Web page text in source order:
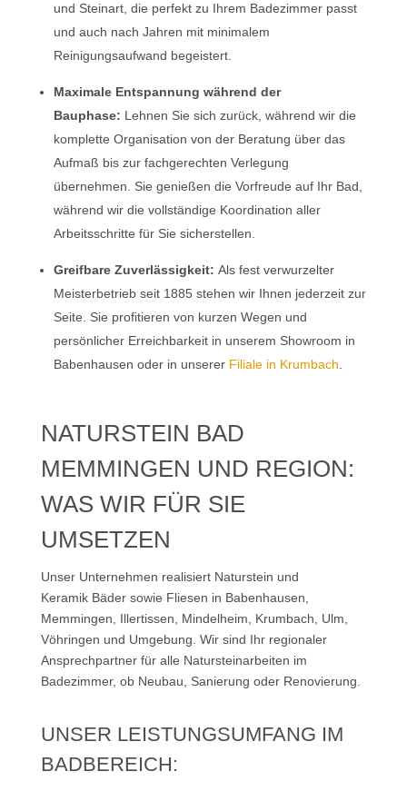
und Steinart, die perfekt zu Ihrem Badezimmer passt
und auch nach Jahren mit minimalem
Reinigungsaufwand begeistert.
Maximale Entspannung während der
Bauphase: Lehnen Sie sich zurück, während wir die
komplette Organisation von der Beratung über das
Aufmaß bis zur fachgerechten Verlegung
übernehmen. Sie genießen die Vorfreude auf Ihr Bad,
während wir die vollständige Koordination aller
Arbeitsschritte für Sie sicherstellen.
Greifbare Zuverlässigkeit: Als fest verwurzelter
Meisterbetrieb seit 1885 stehen wir Ihnen jederzeit zur
Seite. Sie profitieren von kurzen Wegen und
persönlicher Erreichbarkeit in unserem Showroom in
Babenhausen oder in unserer Filiale in Krumbach.
NATURSTEIN BAD
MEMMINGEN UND REGION:
WAS WIR FÜR SIE
UMSETZEN
Unser Unternehmen realisiert Naturstein und
Keramik Bäder sowie Fliesen in Babenhausen,
Memmingen, Illertissen, Mindelheim, Krumbach, Ulm,
Vöhringen und Umgebung. Wir sind Ihr regionaler
Ansprechpartner für alle Natursteinarbeiten im
Badezimmer, ob Neubau, Sanierung oder Renovierung.
UNSER LEISTUNGSUMFANG IM
BADBEREICH: